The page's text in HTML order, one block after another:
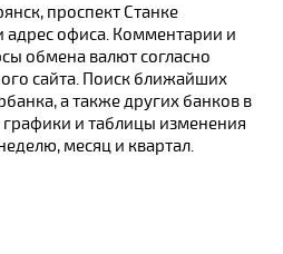
проспект Станке
адрес офиса. Комментарии и
обмена валют согласно
сайта. Поиск ближайших
а также других банков в
и таблицы изменения
месяц и квартал.